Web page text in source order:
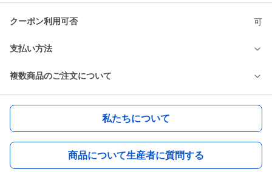
クーポン利用可否 可
支払い方法
複数商品のご注文について
私たちについて
商品について生産者に質問する